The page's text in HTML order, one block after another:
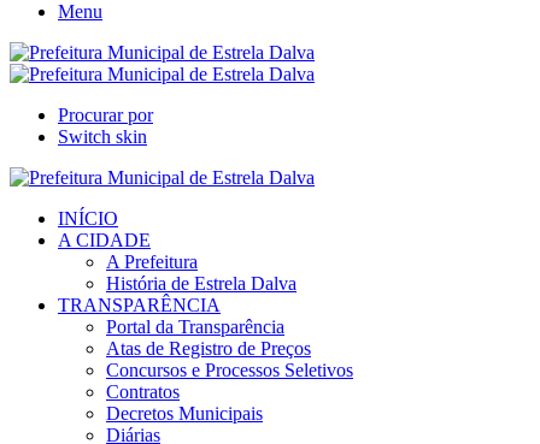
Menu
Procurar por
Switch skin
INÍCIO
A CIDADE
A Prefeitura
História de Estrela Dalva
TRANSPARÊNCIA
Portal da Transparência
Atas de Registro de Preços
Concursos e Processos Seletivos
Contratos
Decretos Municipais
Diárias